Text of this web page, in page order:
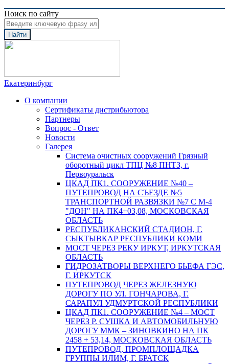
Поиск по сайту
Найти
Екатеринбург
О компании
Сертификаты дистрибьютора
Партнеры
Вопрос - Ответ
Новости
Галерея
Система очистных сооружений Грязный
оборотный цикл ТПЦ №8 ПНТЗ, г.
Первоуральск
ЦКАД ПК1. СООРУЖЕНИЕ №40 –
ПУТЕПРОВОД НА СЪЕЗДЕ №5
ТРАНСПОРТНОЙ РАЗВЯЗКИ №7 С М-4
"ДОН" НА ПК4+03,08, МОСКОВСКАЯ
ОБЛАСТЬ
РЕСПУБЛИКАНСКИЙ СТАДИОН, Г.
СЫКТЫВКАР РЕСПУБЛИКИ КОМИ
МОСТ ЧЕРЕЗ РЕКУ ИРКУТ, ИРКУТСКАЯ
ОБЛАСТЬ
ГИДРОЗАТВОРЫ ВЕРХНЕГО БЬЕФА ГЭС,
Г. ИРКУТСК
ПУТЕПРОВОД ЧЕРЕЗ ЖЕЛЕЗНУЮ
ДОРОГУ ПО УЛ. ГОНЧАРОВА, Г.
САРАПУЛ УДМУРТСКОЙ РЕСПУБЛИКИ
ЦКАД ПК1. СООРУЖЕНИЕ №4 – МОСТ
ЧЕРЕЗ Р. СУШКА И АВТОМОБИЛЬНУЮ
ДОРОГУ ММК – ЗИНОВКИНО НА ПК
2458 + 53,14, МОСКОВСКАЯ ОБЛАСТЬ
ПУТЕПРОВОД, ПРОМПЛОЩАДКА
ГРУППЫ ИЛИМ, Г. БРАТСК